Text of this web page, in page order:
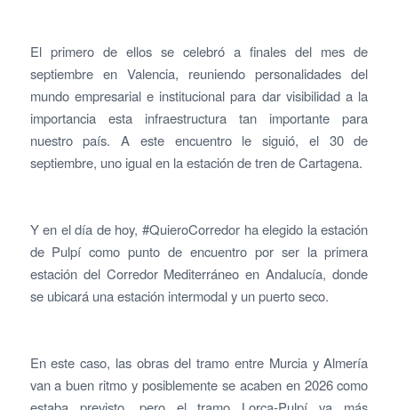
El primero de ellos se celebró a finales del mes de
septiembre en Valencia, reuniendo personalidades del
mundo empresarial e institucional para dar visibilidad a la
importancia esta infraestructura tan importante para
nuestro país. A este encuentro le siguió, el 30 de
septiembre, uno igual en la estación de tren de Cartagena.
Y en el día de hoy, #QuieroCorredor ha elegido la estación
de Pulpí como punto de encuentro por ser la primera
estación del Corredor Mediterráneo en Andalucía, donde
se ubicará una estación intermodal y un puerto seco.
En este caso, las obras del tramo entre Murcia y Almería
van a buen ritmo y posiblemente se acaben en 2026 como